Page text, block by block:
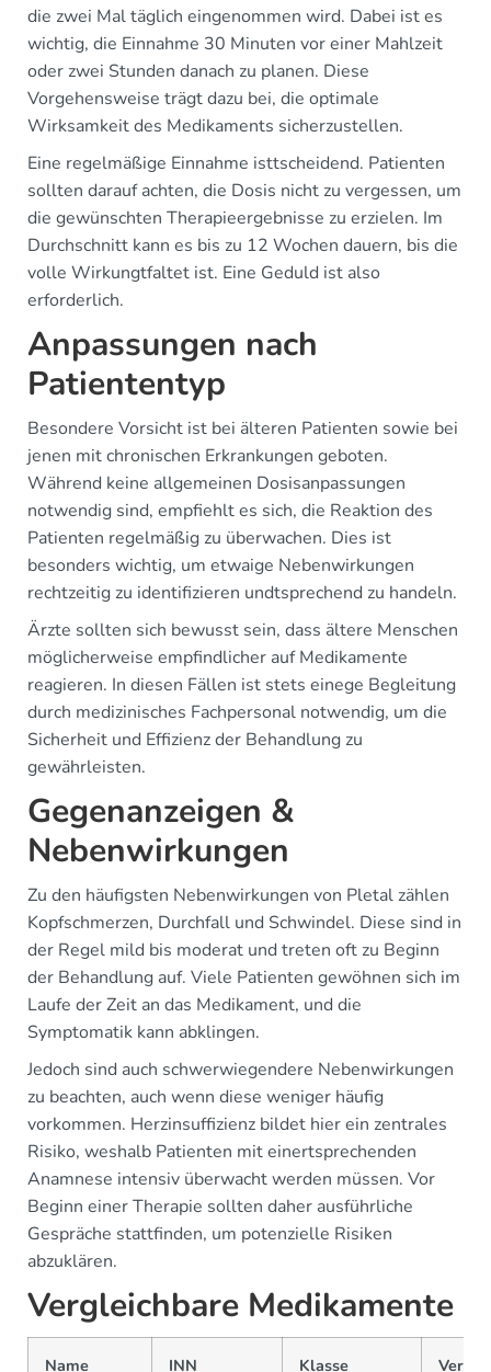
die zwei Mal täglich eingenommen wird. Dabei ist es
wichtig, die Einnahme 30 Minuten vor einer Mahlzeit
oder zwei Stunden danach zu planen. Diese
Vorgehensweise trägt dazu bei, die optimale
Wirksamkeit des Medikaments sicherzustellen.
Eine regelmäßige Einnahme isttscheidend. Patienten
sollten darauf achten, die Dosis nicht zu vergessen, um
die gewünschten Therapieergebnisse zu erzielen. Im
Durchschnitt kann es bis zu 12 Wochen dauern, bis die
volle Wirkungtfaltet ist. Eine Geduld ist also
erforderlich.
Anpassungen nach
Patiententyp
Besondere Vorsicht ist bei älteren Patienten sowie bei
jenen mit chronischen Erkrankungen geboten.
Während keine allgemeinen Dosisanpassungen
notwendig sind, empfiehlt es sich, die Reaktion des
Patienten regelmäßig zu überwachen. Dies ist
besonders wichtig, um etwaige Nebenwirkungen
rechtzeitig zu identifizieren undtsprechend zu handeln.
Ärzte sollten sich bewusst sein, dass ältere Menschen
möglicherweise empfindlicher auf Medikamente
reagieren. In diesen Fällen ist stets einege Begleitung
durch medizinisches Fachpersonal notwendig, um die
Sicherheit und Effizienz der Behandlung zu
gewährleisten.
Gegenanzeigen &
Nebenwirkungen
Zu den häufigsten Nebenwirkungen von Pletal zählen
Kopfschmerzen, Durchfall und Schwindel. Diese sind in
der Regel mild bis moderat und treten oft zu Beginn
der Behandlung auf. Viele Patienten gewöhnen sich im
Laufe der Zeit an das Medikament, und die
Symptomatik kann abklingen.
Jedoch sind auch schwerwiegendere Nebenwirkungen
zu beachten, auch wenn diese weniger häufig
vorkommen. Herzinsuffizienz bildet hier ein zentrales
Risiko, weshalb Patienten mit einertsprechenden
Anamnese intensiv überwacht werden müssen. Vor
Beginn einer Therapie sollten daher ausführliche
Gespräche stattfinden, um potenzielle Risiken
abzuklären.
Vergleichbare Medikamente
Name INN Klasse